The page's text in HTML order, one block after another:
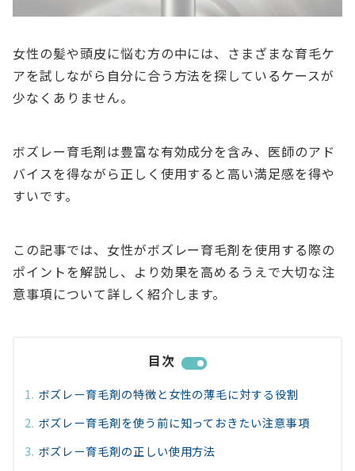
女性の髪や頭皮に悩む方の中には、さまざまな育毛ケ
アを試しながら自分に合う方法を探しているケースが
少なくありません。
ボズレー育毛剤は豊富な有効成分を含み、医師のアド
バイスを得ながら正しく使用すると高い満足感を得や
すいです。
この記事では、女性がボズレー育毛剤を使用する際の
ポイントを解説し、より効果を高めるうえで大切な注
意事項について詳しく紹介します。
目次
ボズレー育毛剤の特徴と女性の薄毛に対する役割
ボズレー育毛剤を使う前に知っておきたい注意事項
ボズレー育毛剤の正しい使用方法